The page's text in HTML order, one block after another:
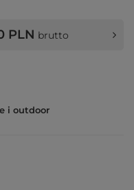
PLN brutto
i outdoor